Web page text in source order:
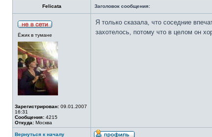
Felicata Заголовок сообщения:
Ёжик в тумане
Зарегистрирован: 09.01.2007
16:31
Сообщения: 4215
Откуда: Москва
Я только сказала, что соседние
захотелось, потому что в целом он
Вернуться к началу